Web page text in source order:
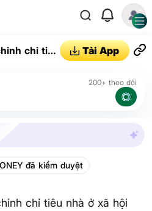
chỉ tiêu
Tải App
200+ theo dõi
đã kiểm duyệt
chỉ tiêu nhà ở xã hội